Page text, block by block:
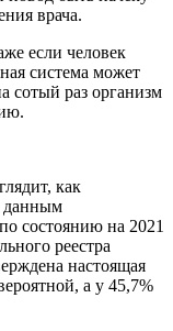
врача.
если человек
система может
сотый раз организм
как
данным
состоянию на 2021
реестра
настоящая
а у 45,7%